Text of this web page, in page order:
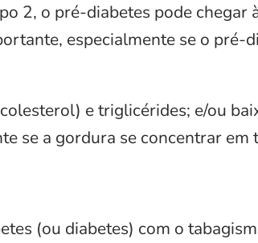
2, o pré-diabetes pode chegar
especialmente se o pré-
e triglicérides; e/ou
se a gordura se concentrar em
(ou diabetes) com o